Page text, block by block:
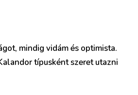
mindig vidám és optimista.
típusként szeret utazni